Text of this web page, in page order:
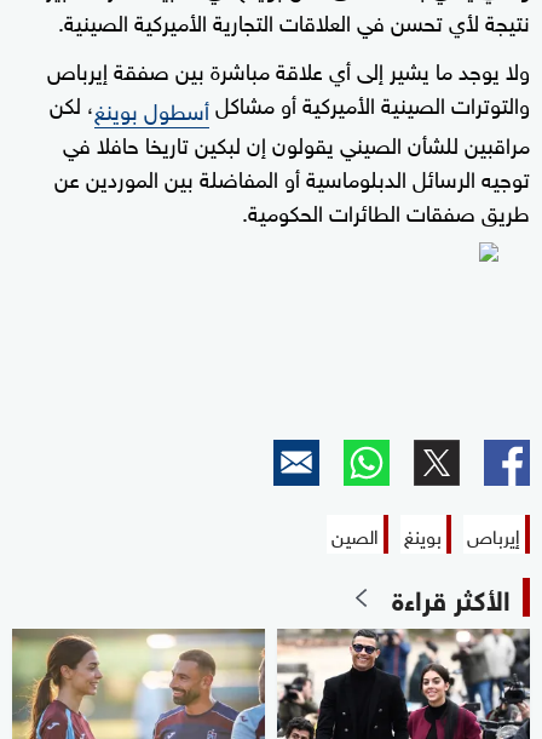
نتيجة لأي تحسن في العلاقات التجارية الأميركية الصينية.
ولا يوجد ما يشير إلى أي علاقة مباشرة بين صفقة إيرباص
والتوترات الصينية الأميركية أو مشاكلأسطول بوينغ، لكن
مراقبين للشأن الصيني يقولون إن لبكين تاريخا حافلا في
توجيه الرسائل الدبلوماسية أو المفاضلة بين الموردين عن
طريق صفقات الطائرات الحكومية.
إيرباص بوينغ الصين
الأكثر قراءة